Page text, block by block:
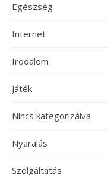
Egészség
Internet
Irodalom
Játék
Nincs kategorizálva
Nyaralás
Szolgáltatás